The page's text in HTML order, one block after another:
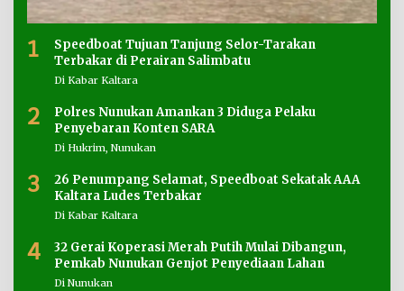
1
Speedboat Tujuan Tanjung Selor-Tarakan
Terbakar di Perairan Salimbatu
Di Kabar Kaltara
2
Polres Nunukan Amankan 3 Diduga Pelaku
Penyebaran Konten SARA
Di Hukrim, Nunukan
3
26 Penumpang Selamat, Speedboat Sekatak AAA
Kaltara Ludes Terbakar
Di Kabar Kaltara
4
32 Gerai Koperasi Merah Putih Mulai Dibangun,
Pemkab Nunukan Genjot Penyediaan Lahan
Di Nunukan